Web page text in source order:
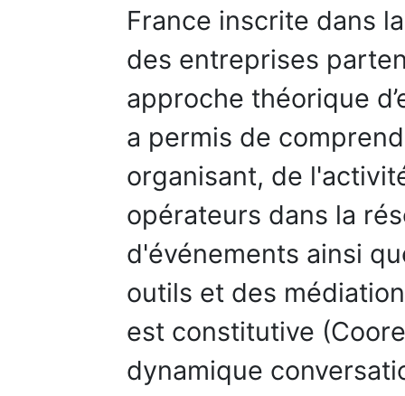
France inscrite dans
des entreprises
approche théorique
a permis de
organisant, de
opérateurs dans la
d'événements ainsi
outils et des
est constitutive
dynamique